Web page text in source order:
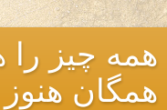
همه چیز را
همگان هنوز